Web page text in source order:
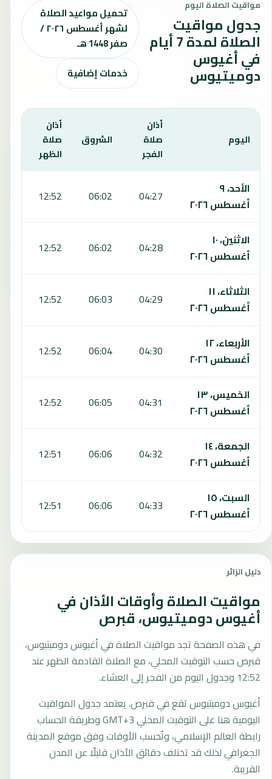
مواقيت الصلاة اليوم
جدول مواقيت
الصلاة لمدة 7 أيام
في أغيوس
دوميتيوس
تحميل مواعيد الصلاة
لشهر أغسطس ٢٠٢٦ /
صفر 1448 هـ
خدمات إضافية
اليوم
أذان
صلاة
الفجر
الشروق
أذان
صلاة
الظهر
الأحد، ٩
أغسطس ٢٠٢٦
04:27
06:02
12:52
الاثنين، ١٠
أغسطس ٢٠٢٦
04:28
06:02
12:52
الثلاثاء، ١١
أغسطس ٢٠٢٦
04:29
06:03
12:52
الأربعاء، ١٢
أغسطس ٢٠٢٦
04:30
06:04
12:52
الخميس، ١٣
أغسطس ٢٠٢٦
04:31
06:05
12:52
الجمعة، ١٤
أغسطس ٢٠٢٦
04:32
06:06
12:51
السبت، ١٥
أغسطس ٢٠٢٦
04:33
06:06
12:51
دليل الزائر
مواقيت الصلاة وأوقات الأذان في
أغيوس دوميتيوس، قبرص
في هذه الصفحة تجد مواقيت الصلاة في أغيوس دوميتيوس،
قبرص حسب التوقيت المحلي، مع الصلاة القادمة الظهر عند
12:52 وجدول اليوم من الفجر إلى العشاء.
أغيوس دوميتيوس تقع في قبرص. يعتمد جدول المواقيت
اليومية هنا على التوقيت المحلي GMT+3 وطريقة الحساب
رابطة العالم الإسلامي، وتُحسب الأوقات وفق موقع المدينة
الجغرافي لذلك قد تختلف دقائق الأذان قليلًا عن المدن
القريبة.